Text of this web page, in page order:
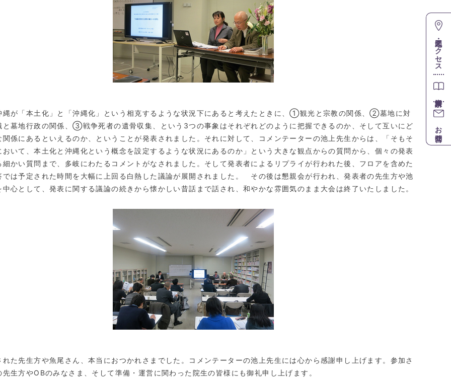
が「本土化」と「沖縄化」という相克するような状況下にあると考えたときに、①観光と宗教の関係、②墓地に対
と墓地行政の関係、③戦争死者の遺骨収集、という3つの事象はそれぞれどのように把握できるのか、そして互いにど
関係にあるといえるのか、ということが発表されました。それに対して、コメンテーターの池上先生からは、「そもそ
おいて、本土化と沖縄化という概念を設定するような状況にあるのか」という大きな観点からの質問から、個々の発表
細かい質問まで、多岐にわたるコメントがなされました。そして発表者によるリプライが行われた後、フロアを含めた
では予定された時間を大幅に上回る白熱した議論が展開されました。 その後は懇親会が行われ、発表者の先生方や池
中心として、発表に関する議論の続きから懐かしい昔話まで話され、和やかな雰囲気のまま大会は終了いたしました。
た先生方や魚尾さん、本当におつかれさまでした。コメンテーターの池上先生には心から感謝申し上げます。参加さ
先生方やOBのみなさま、そして準備・運営に関わった院生の皆様にも御礼申し上げます。
地図・アクセス
お問合せ